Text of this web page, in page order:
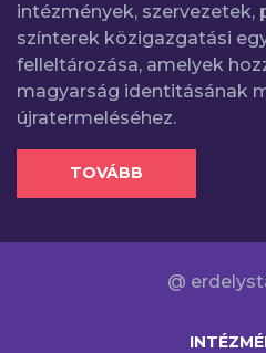
intézmények, szervezetek,
színterek közigazgatási
felleltározása, amelyek
magyarság identitásának
újratermeléséhez.
TOVÁBB
@